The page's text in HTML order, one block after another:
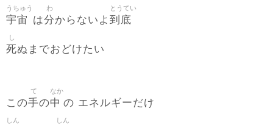
宇宙
うちゅう
は分
わ
からないよ 到底
とうてい
死
し
ぬまでおどけたい
この手
て
の中
なか
の エネルギーだけ
しん しん